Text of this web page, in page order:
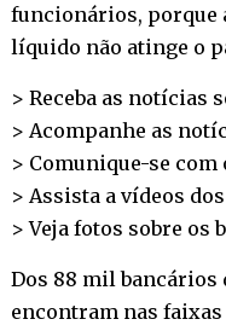
funcionários, porque
líquido não atinge o
> Receba as notícias
> Acompanhe as
> Comunique-se com
> Assista a vídeos
> Veja fotos sobre os
Dos 88 mil bancários
encontram nas